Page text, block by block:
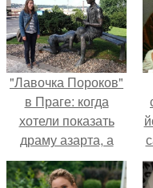
"Лавочка Пороков"
в Праге: когда
хотели показать
драму азарта, а
получился 18+.